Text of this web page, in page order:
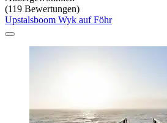
(119 Bewertungen)
Upstalsboom Wyk auf Föhr